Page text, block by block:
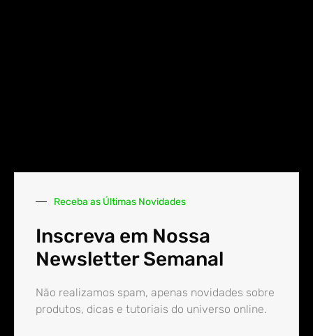
Receba as Últimas Novidades
Inscreva em Nossa
Newsletter Semanal
Não realizamos spam, apenas novidades sobre
produtos, dicas e tutoriais do universo online.